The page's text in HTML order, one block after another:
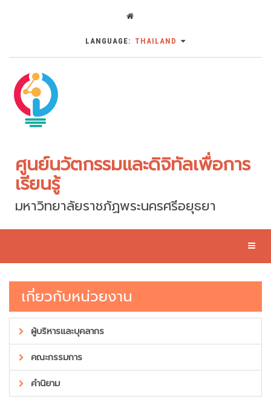
LANGUAGE: THAILAND
ศูนย์นวัตกรรมและดิจิทัลเพื่อการ
เรียนรู้
มหาวิทยาลัยราชภัฏพระนครศรีอยุธยา
เกี่ยวกับหน่วยงาน
ผู้บริหารและบุคลากร
คณะกรรมการ
คำนิยาม